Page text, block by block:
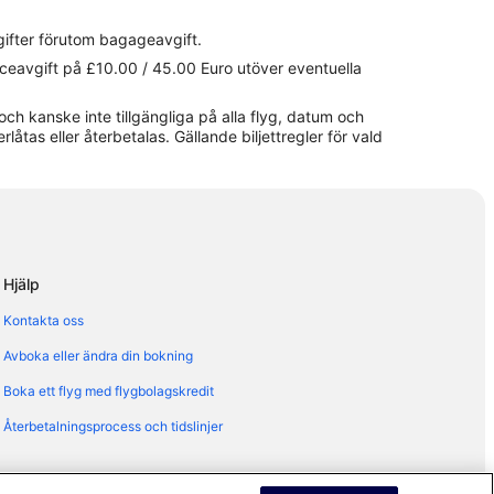
förutom bagageavgift.
på £10.00 / 45.00 Euro utöver eventuella
kanske inte tillgängliga på alla flyg, datum och
eller återbetalas. Gällande biljettregler för vald
Hjälp
Kontakta oss
Avboka eller ändra din bokning
Boka ett flyg med flygbolagskredit
Återbetalningsprocess och tidslinjer